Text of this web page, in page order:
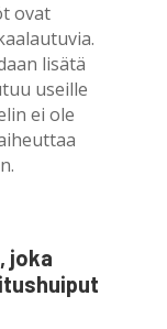
ovat
lisätä
useille
ei ole
joka